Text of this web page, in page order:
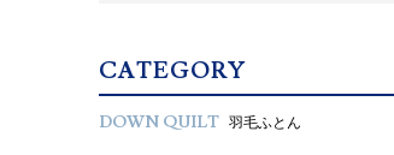
CATEGORY
DOWN QUILT 羽毛ふとん